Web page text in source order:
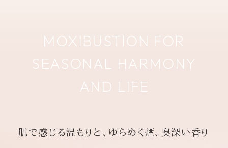
MOXIBUSTION FOR
SEASONAL HARMONY
AND LIFE
肌で感じる温もりと、ゆらめく煙、奥深い香り